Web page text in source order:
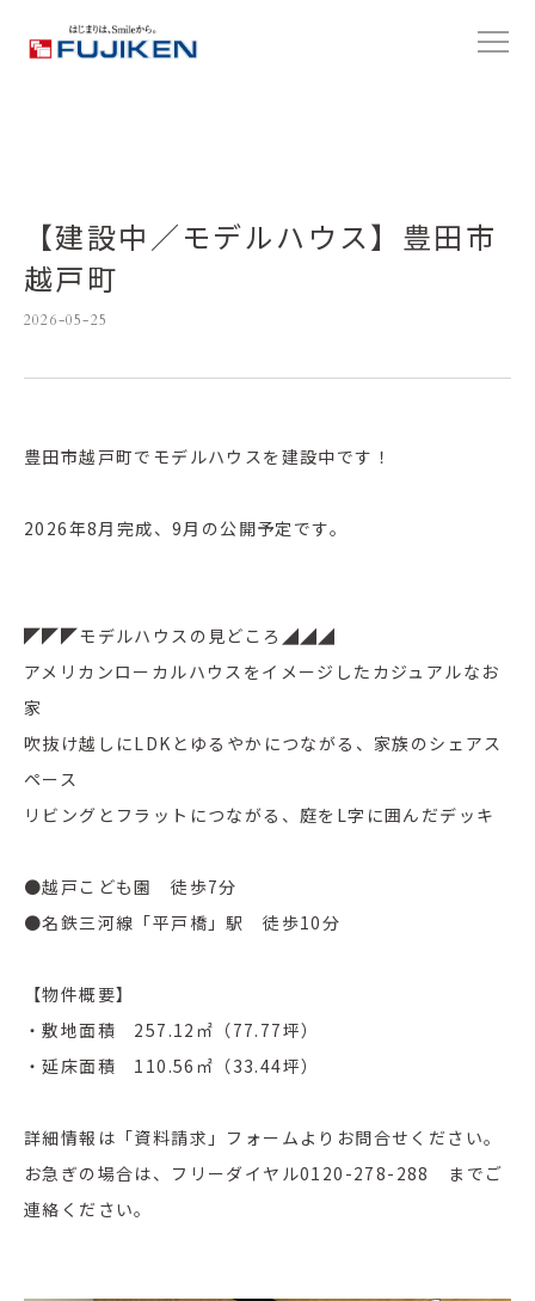
【建設中／モデルハウス】豊田市
越戸町
2026-05-25
豊田市越戸町でモデルハウスを建設中です！
2026年8月完成、9月の公開予定です。
◤◤◤モデルハウスの見どころ◢◢◢
アメリカンローカルハウスをイメージしたカジュアルなお
家
吹抜け越しにLDKとゆるやかにつながる、家族のシェアス
ペース
リビングとフラットにつながる、庭をL字に囲んだデッキ
●越戸こども園 徒歩7分
●名鉄三河線「平戸橋」駅 徒歩10分
【物件概要】
・敷地面積 257.12㎡（77.77坪）
・延床面積 110.56㎡（33.44坪）
詳細情報は「資料請求」フォームよりお問合せください。
お急ぎの場合は、フリーダイヤル0120-278-288 までご
連絡ください。